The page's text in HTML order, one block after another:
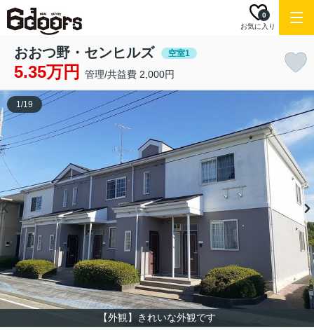
お気に入り
0
おおつ野・センヒルズ 空室1
5.35万円 管理/共益費 2,000円
【外観】きれいな外観です
1/19